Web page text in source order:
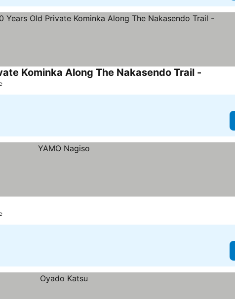
Kominka Along The Nakasendo Trail -